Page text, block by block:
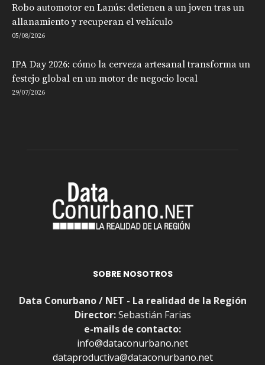
Robo automotor en Lanús: detienen a un joven tras un
allanamiento y recuperan el vehículo
05/08/2026
IPA Day 2026: cómo la cerveza artesanal transforma un
festejo global en un motor de negocio local
29/07/2026
SOBRE NOSOTROS
Data Conurbano / NET - La realidad de la Región
Director:Sebastián Farias
e-mails de contacto:
info@dataconurbano.net
dataproductiva@dataconurbano.net